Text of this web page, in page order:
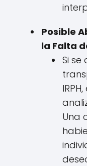
Posible
la Falta
Si
Una